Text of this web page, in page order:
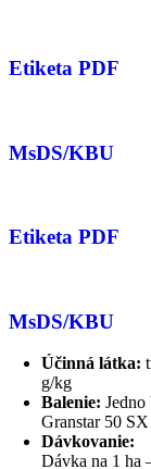
Etiketa PDF
MsDS/KBU
Etiketa PDF
MsDS/KBU
Účinná látka:
g/kg
Balenie:
Granstar 50
Dávkovanie:
Dávka na 1 ha